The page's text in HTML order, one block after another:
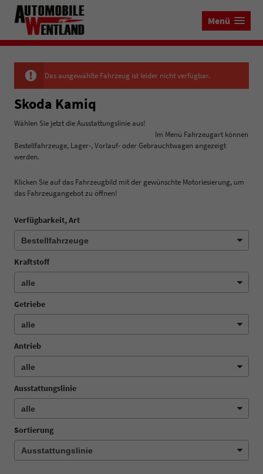
Menü
Das ausgewählte Fahrzeug ist leider nicht verfügbar.
Skoda Kamiq
Wählen Sie jetzt die Ausstattungslinie aus!
Im Menü Fahrzeugart können
Bestellfahrzeuge, Lager-, Vorlauf- oder Gebrauchtwagen angezeigt
werden.
Klicken Sie auf das Fahrzeugbild mit der gewünschte Motoriesierung, um
das Fahrzeugangebot zu öffnen!
Verfügbarkeit, Art
Kraftstoff
Getriebe
Antrieb
Ausstattungslinie
Sortierung